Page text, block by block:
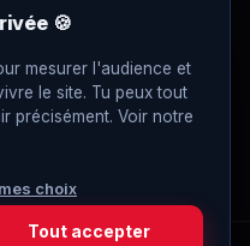
🍪
mesurer l'audience et
le site. Tu peux tout
précisément. Voir notre
choix
Tout accepter